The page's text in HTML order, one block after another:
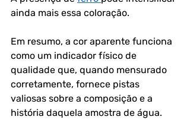
ainda mais essa coloração.
Em resumo, a cor aparente funciona
como um indicador físico de
qualidade que, quando mensurado
corretamente, fornece pistas
valiosas sobre a composição e a
história daquela amostra de água.